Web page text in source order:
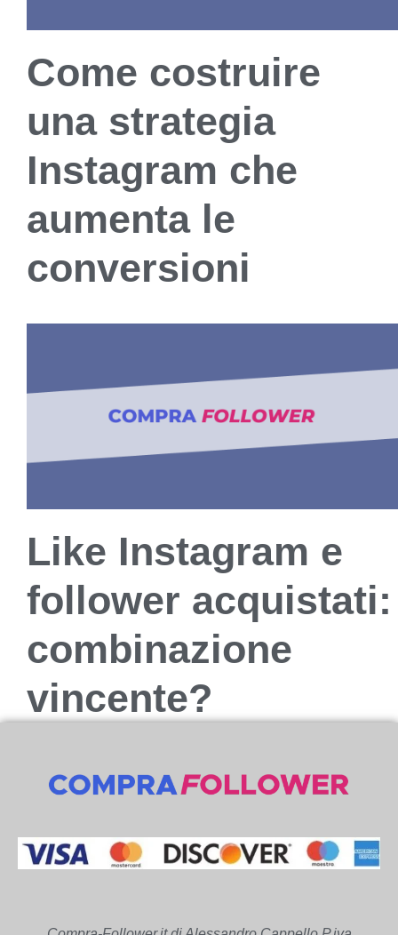
Come costruire
una strategia
Instagram che
aumenta le
conversioni
Like Instagram e
follower acquistati:
combinazione
vincente?